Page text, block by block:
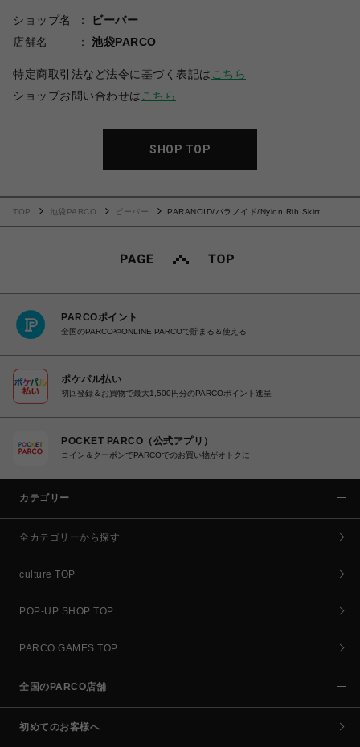
ショップ名
ビーバー
店舗名
池袋PARCO
特定商取引法など法令に基づく表記は こちら
ショップお問い合わせは こちら
SHOP TOP
TOP 池袋PARCO ビーバー PARANOID/パラノイド/Nylon Rib Skirt
PARCOポイント
全国のPARCOやONLINE PARCOで貯まる＆使える
ポケパル払い
初回登録＆お買物で最大1,500円分のPARCOポイント進呈
POCKET PARCO（公式アプリ）
コイン＆クーポンでPARCOでのお買い物がオトクに
カテゴリー
全カテゴリーから探す
culture TOP
POP-UP SHOP TOP
PARCO GAMES TOP
全国のPARCO店舗
初めてのお客様へ